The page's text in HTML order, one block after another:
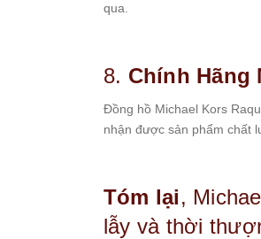
qua.
8. Chính Hãng
Đồng hồ Michael Kors
nhận được sản phẩm chất
Tóm lại,
lẫy và thời